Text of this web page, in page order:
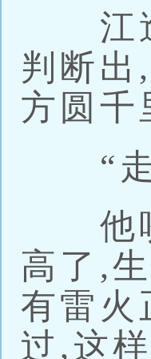
江逸
判断出
方圆千
“走
他咬
高了,
有雷火
过,这